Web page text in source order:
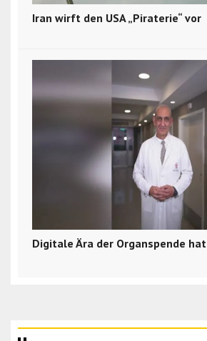
Iran wirft den USA „Piraterie“ vor
Digitale Ära der Organspende